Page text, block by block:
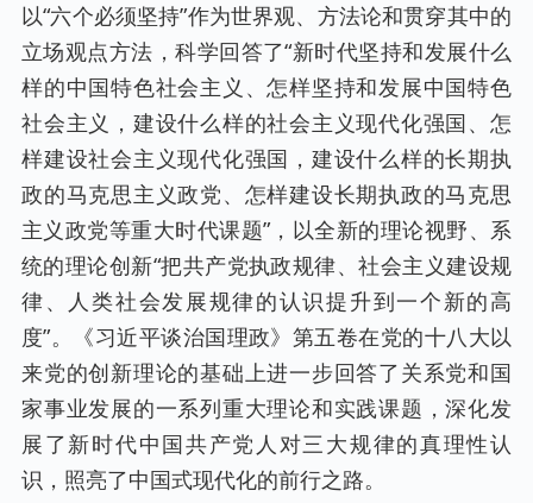
以“六个必须坚持”作为世界观、方法论和贯穿其中的
立场观点方法，科学回答了“新时代坚持和发展什么
样的中国特色社会主义、怎样坚持和发展中国特色
社会主义，建设什么样的社会主义现代化强国、怎
样建设社会主义现代化强国，建设什么样的长期执
政的马克思主义政党、怎样建设长期执政的马克思
主义政党等重大时代课题”，以全新的理论视野、系
统的理论创新“把共产党执政规律、社会主义建设规
律、人类社会发展规律的认识提升到一个新的高
度”。《习近平谈治国理政》第五卷在党的十八大以
来党的创新理论的基础上进一步回答了关系党和国
家事业发展的一系列重大理论和实践课题，深化发
展了新时代中国共产党人对三大规律的真理性认
识，照亮了中国式现代化的前行之路。